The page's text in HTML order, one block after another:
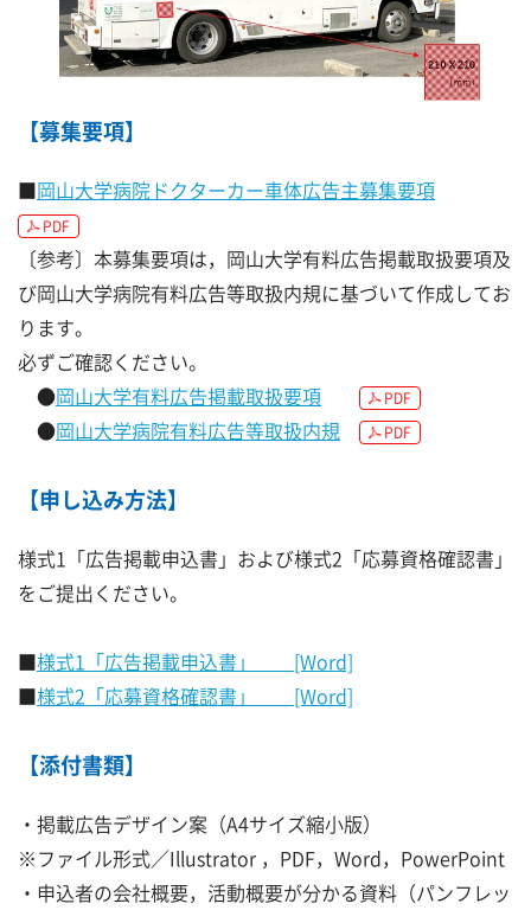
【募集要項】
■岡山大学病院ドクターカー車体広告主募集要項
PDF
〔参考〕本募集要項は，岡山大学有料広告掲載取扱要項及
び岡山大学病院有料広告等取扱内規に基づいて作成してお
ります。
必ずご確認ください。
●岡山大学有料広告掲載取扱要項 PDF
●岡山大学病院有料広告等取扱内規 PDF
【申し込み方法】
様式1「広告掲載申込書」および様式2「応募資格確認書」
をご提出ください。
■様式1「広告掲載申込書」 [Word]
■様式2「応募資格確認書」 [Word]
【添付書類】
・掲載広告デザイン案（A4サイズ縮小版）
※ファイル形式／Illustrator ，PDF，Word，PowerPoint
・申込者の会社概要，活動概要が分かる資料（パンフレッ